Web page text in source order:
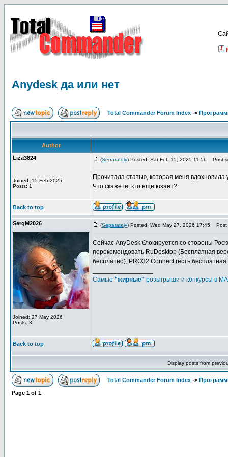
Аnydesk да или нет
Total Commander Forum Index ->
Author
Liza3824
Joined: 15 Feb 2025
Posts: 1
(Separately) Posted: Sat Feb 15, 2025 11:56 Post
Прочитала статью, которая меня вдохновила
Что скажете, кто еще юзает?
Back to top
SergM2026
Joined: 27 May 2026
Posts: 3
(Separately) Posted: Wed May 27, 2026 17:45 Post
Сейчас AnyDesk блокируется со стороны
порекомендовать RuDesktop (Бесплатная
бесплатно), PRO32 Connect (есть
Самые "жирные" розыгрыши и конкурсы в
Back to top
Display posts from
Total Commander Forum Index ->
Page 1 of 1